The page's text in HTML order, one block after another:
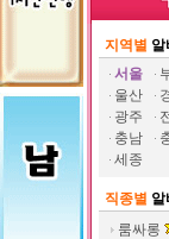
지역별 알
서울
울산
광주
충남
세종
직종별 알
룸싸롱